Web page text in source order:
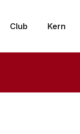
Club Kern